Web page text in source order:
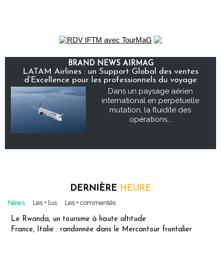
BRAND NEWS AIRMAG
LATAM Airlines : un Support Global des ventes
d’Excellence pour les professionnels du voyage
Dans un paysage aérien
international en perpétuelle
mutation, la fluidité des
opérations...
DERNIÈRE HEURE
News Les + lus Les + commentés
Le Rwanda, un tourisme à haute altitude
France, Italie : randonnée dans le Mercantour frontalier